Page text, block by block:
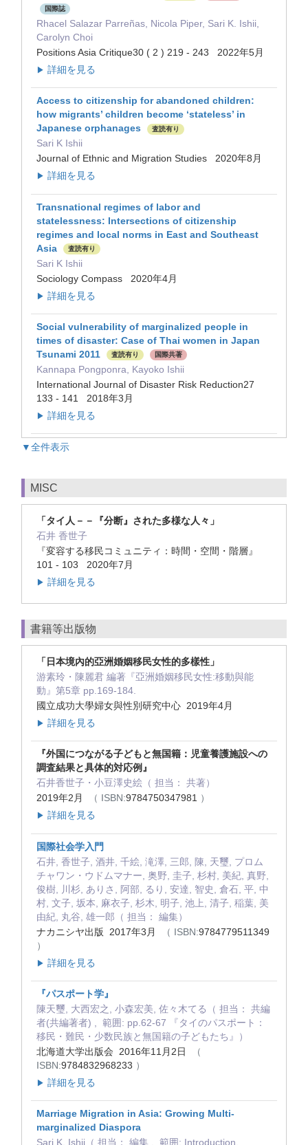
国際誌
Rhacel Salazar Parreñas, Nicola Piper, Sari K. Ishii,
Carolyn Choi
Positions Asia Critique30 ( 2 ) 219 - 243 2022年5月
▶ 詳細を見る
Access to citizenship for abandoned children:
how migrants’ children become ‘stateless’ in
Japanese orphanages
査読有り
Sari K Ishii
Journal of Ethnic and Migration Studies 2020年8月
▶ 詳細を見る
Transnational regimes of labor and
statelessness: Intersections of citizenship
regimes and local norms in East and Southeast
Asia
査読有り
Sari K Ishii
Sociology Compass 2020年4月
▶ 詳細を見る
Social vulnerability of marginalized people in
times of disaster: Case of Thai women in Japan
Tsunami 2011
査読有り 国際共著
Kannapa Pongponra, Kayoko Ishii
International Journal of Disaster Risk Reduction27
133 - 141 2018年3月
▶ 詳細を見る
▼全件表示
MISC
「タイ人－－『分断』された多様な人々」
石井 香世子
『変容する移民コミュニティ：時間・空間・階層』
101 - 103 2020年7月
▶ 詳細を見る
書籍等出版物
「日本境內的亞洲婚姻移民女性的多樣性」
游素玲・陳麗君 編著『亞洲婚姻移民女性:移動與能
動』第5章 pp.169-184.
國立成功大學婦女與性別研究中心 2019年4月
▶ 詳細を見る
『外国につながる子どもと無国籍：児童養護施設への
調査結果と具体的対応例』
石井香世子・小豆澤史絵（ 担当： 共著）
2019年2月
（ ISBN:9784750347981 ）
▶ 詳細を見る
国際社会学入門
石井, 香世子, 酒井, 千絵, 滝澤, 三郎, 陳, 天璽, プロム
チャワン・ウドムマナー, 奥野, 圭子, 杉村, 美紀, 真野,
俊樹, 川杉, ありさ, 阿部, るり, 安達, 智史, 倉石, 平, 中
村, 文子, 坂本, 麻衣子, 杉木, 明子, 池上, 清子, 稲葉, 美
由紀, 丸谷, 雄一郎（ 担当： 編集）
ナカニシヤ出版 2017年3月
（ ISBN:9784779511349
）
▶ 詳細を見る
『パスポート学』
陳天璽, 大西宏之, 小森宏美, 佐々木てる（ 担当： 共編
者(共編著者) , 範囲: pp.62-67 『タイのパスポート：
移民・難民・少数民族と無国籍の子どもたち』）
北海道大学出版会 2016年11月2日
（
ISBN:9784832968233 ）
▶ 詳細を見る
Marriage Migration in Asia: Growing Multi-
marginalized Diaspora
Sari K. Ishii（ 担当： 編集 , 範囲: Introduction,